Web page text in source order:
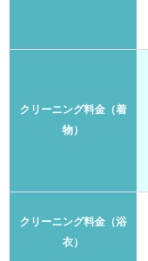
クリーニング料金（着
物）
クリーニング料金（浴
衣）